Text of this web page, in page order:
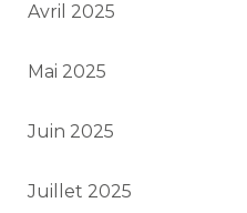
Avril 2025
Mai 2025
Juin 2025
Juillet 2025